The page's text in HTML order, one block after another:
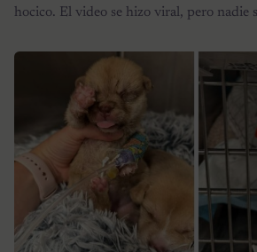
hocico. El video se hizo viral, pero nadie